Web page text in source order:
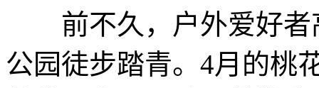
前不久，户外爱好者
公园徒步踏青。4月的桃